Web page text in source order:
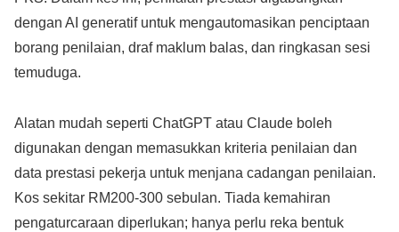
dengan AI generatif untuk mengautomasikan penciptaan
borang penilaian, draf maklum balas, dan ringkasan sesi
temuduga.
Alatan mudah seperti ChatGPT atau Claude boleh
digunakan dengan memasukkan kriteria penilaian dan
data prestasi pekerja untuk menjana cadangan penilaian.
Kos sekitar RM200-300 sebulan. Tiada kemahiran
pengaturcaraan diperlukan; hanya perlu reka bentuk